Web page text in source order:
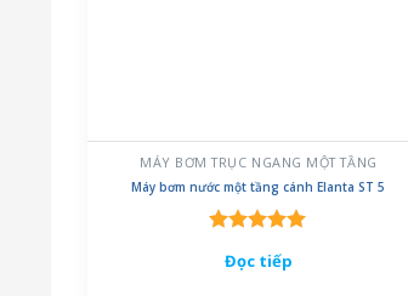
MÁY BƠM TRỤC NGANG MỘT TẦNG
Máy bơm nước một tầng cánh Elanta ST 5
hạng 5.00
Đọc tiếp